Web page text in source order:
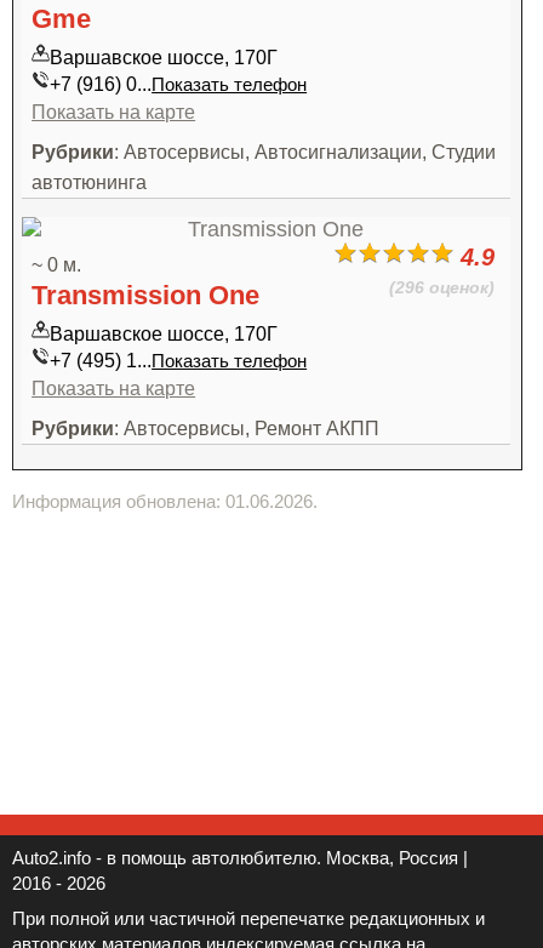
Gme
Варшавское шоссе, 170Г
+7 (916) 0...Показать телефон
Показать на карте
Рубрики: Автосервисы, Автосигнализации, Студии
автотюнинга
4.9
(296 оценок)
~ 0 м.
Transmission One
Варшавское шоссе, 170Г
+7 (495) 1...Показать телефон
Показать на карте
Рубрики: Автосервисы, Ремонт АКПП
Информация обновлена: 01.06.2026.
Auto2.info - в помощь автолюбителю. Москва, Россия |
2016 - 2026
При полной или частичной перепечатке редакционных и
авторских материалов индексируемая ссылка на